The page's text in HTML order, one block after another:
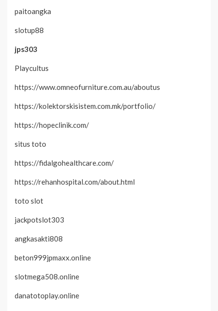
paitoangka
slotup88
jps303
Playcultus
https://www.omneofurniture.com.au/aboutus
https://kolektorskisistem.com.mk/portfolio/
https://hopeclinik.com/
situs toto
https://fidalgohealthcare.com/
https://rehanhospital.com/about.html
toto slot
jackpotslot303
angkasakti808
beton999jpmaxx.online
slotmega508.online
danatotoplay.online